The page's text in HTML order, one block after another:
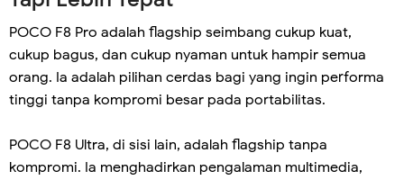
POCO F8 Pro adalah flagship seimbang cukup kuat,
cukup bagus, dan cukup nyaman untuk hampir semua
orang. Ia adalah pilihan cerdas bagi yang ingin performa
tinggi tanpa kompromi besar pada portabilitas.
POCO F8 Ultra, di sisi lain, adalah flagship tanpa
kompromi. Ia menghadirkan pengalaman multimedia,